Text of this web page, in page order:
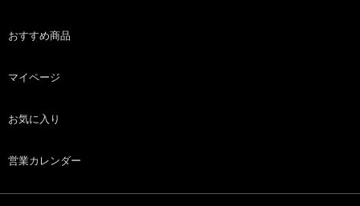
おすすめ商品
マイページ
お気に入り
営業カレンダー